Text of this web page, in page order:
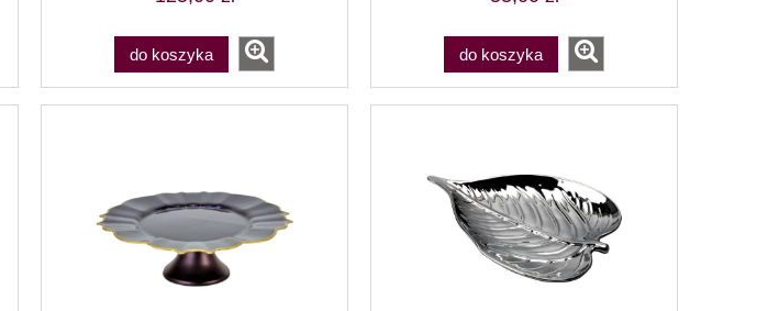
do koszyka do koszyka